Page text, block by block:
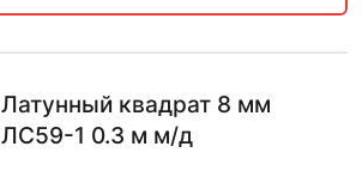
Латунный квадрат 8 мм
ЛС59-1 0.3 м м/д